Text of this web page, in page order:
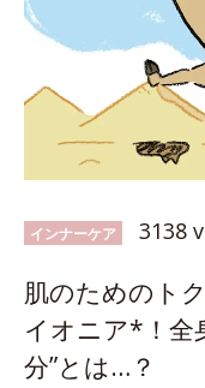
インナーケア 3138
肌のためのト
イオニア*！全
分”とは…？